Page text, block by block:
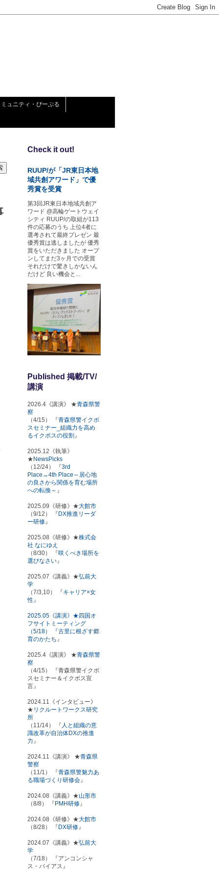
ュニティ・ぴーぷる
Check it out!
RUUP/が「JR東日本地
域共創アワード」で優
秀賞を受賞
第3回JR東日本地域共創ア
ワード @高輪ゲートウェイ
シティ RUUP/の取組が113
件の応募のうち 上位4者に
選考されて最終プレゼン 最
優秀賞は逃しましたが 優秀
賞をいただきました オープ
ンしてまだ3ヶ月での受賞
それだけで驚きしかないん
だけど 良い機会と...
Published 掲載/TV/
講演
2026.4《講演》 ★青森県警
察
（4/15） 『青森県警イクボ
スセミナー_組織力を高め
るイクボスの役割 』
2025.12《執筆》
★NewsPicks
（12/24） 『3rd
Place→4th Place～居心地
の良さから関係を育む場所
への転換～ 』
2025.09《研修》★大館市
（9/12） 『DX推進リーダ
ー研修 』
2025.08《研修》★株式会
社 なにゆえ
（8/30） 『咲くべき場所を
選びなさい 』
2025.07《講義》★弘前大
学
（7/3,10） 『キャリア×女
性』
2025.05《講演》★四国オ
フサイトミーティング
（5/18） 『古里に根ざす郷
育のかたち 』
2025.4《講演》 ★青森県警
察
（4/15） 『青森県警イクボ
スセミナー＆イクボス宣
言』
2024.11《インタビュー》
★ リクルートワークス研究
所
（11/14） 『 人と組織の意
識改革が自治体DXの推進
力 』
2024.11《講演》 ★青森県
警察
（11/1） 『青森県警魅力あ
る職場づくり研修会 』
2024.08《講義》★山形市
（8/8） 『PMH研修 』
2024.08《研修》★大館市
（8/28） 『DX研修 』
2024.07《講義》★弘前大
学
（7/18） 『アンコンシャ
ス・バイアス』